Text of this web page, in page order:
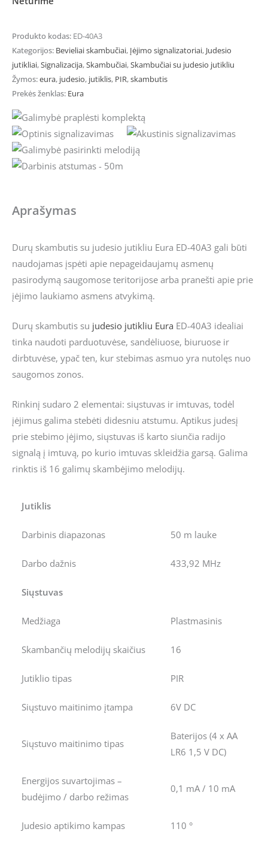
Produkto kodas: ED-40A3
Kategorijos: Bevieliai skambučiai, Įėjimo signalizatoriai, Judesio
jutikliai,Signalizacija,Skambučiai,Skambučiai su judesio jutikliu
Žymos:eura, judesio, jutiklis, PIR,skambutis
Prekės ženklas: Eura
Aprašymas
Durų skambutis su judesio jutikliu Eura ED-40A3 gali būti
naudojamas įspėti apie nepageidaujamų asmenų
pasirodymą saugomose teritorijose arba pranešti apie prie
įėjimo laukiamo asmens atvykimą.
Durų skambutis su judesio jutikliu Eura ED-40A3 idealiai
tinka naudoti parduotuvėse, sandėliuose, biuruose ir
dirbtuvėse, ypač ten, kur stebimas asmuo yra nutolęs nuo
saugomos zonos.
Rinkinį sudaro 2 elementai: siųstuvas ir imtuvas, todėl
įėjimus galima stebėti didesniu atstumu. Aptikus judesį
prie stebimo įėjimo, siųstuvas iš karto siunčia radijo
signalą į imtuvą, po kurio imtuvas skleidžia garsą. Galima
rinktis iš 16 galimų skambėjimo melodijų.
Jutiklis
Darbinis diapazonas 50 m lauke
Darbo dažnis 433,92 MHz
Siųstuvas
Medžiaga Plastmasinis
Skambančių melodijų skaičius 16
Jutiklio tipas PIR
Siųstuvo maitinimo įtampa 6V DC
Siųstuvo maitinimo tipas
Baterijos (4 x AA
LR6 1,5 V DC)
Energijos suvartojimas –
budėjimo / darbo režimas
0,1 mA / 10 mA
Judesio aptikimo kampas 110 °